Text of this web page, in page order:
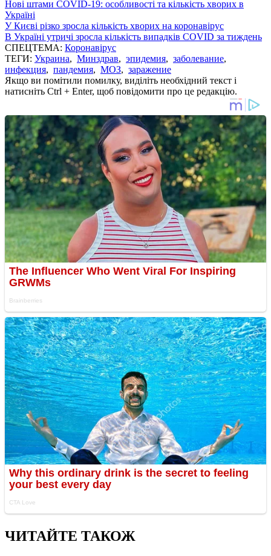
Нові штами COVID-19: особливості та кількість хворих в
Україні
У Києві різко зросла кількість хворих на коронавірус
В Україні утричі зросла кількість випадків COVID за тиждень
СПЕЦТЕМА: Коронавірус
ТЕГИ: Украина, Минздрав, эпидемия, заболевание,
инфекция, пандемия, МОЗ, заражение
Якщо ви помітили помилку, виділіть необхідний текст і
натисніть Ctrl + Enter, щоб повідомити про це редакцію.
ЧИТАЙТЕ ТАКОЖ